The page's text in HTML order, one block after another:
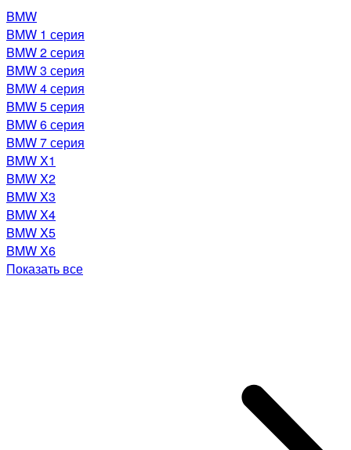
BMW
BMW 1 серия
BMW 2 серия
BMW 3 серия
BMW 4 серия
BMW 5 серия
BMW 6 серия
BMW 7 серия
BMW X1
BMW X2
BMW X3
BMW X4
BMW X5
BMW X6
Показать все